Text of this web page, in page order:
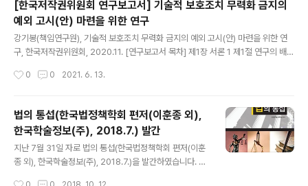
[한국저작권위원회 연구보고서] 기술적 보호조치 무력화 금지의
예외 고시(안) 마련을 위한 연구
강기봉(책임연구원), 기술적 보호조치 무력화 금지의 예외 고시(안) 마련을 위한 연
구, 한국저작권위원회, 2020.11. [연구보고서 목차] 제1장 서론 1 제1절 연구의 배경
조와 예외의 고시 5 제2절 기술적 보호조치 무력화 금지 예외의 대상 8 제3장 국내
절 호주 26 제5절 한국 31 제4장 국내외 기술적 보호조치 무력화 금지 예외 규정 3
3 제1절 미국 33 제2절 싱가포르 94 제3절 호주 105 제4절 한국 114 제5장 고시
(안) 제정을 위한 검토 및 권고 124 제1절 검토 내용 124 제2절 어문저작물: 시각
장..
0 0 2021. 6. 13.
법의 통섭(한국법정책학회 편저(이훈종 외),
한국학술정보(주), 2018.7.) 발간
지난 7월 31일 자로 법의 통섭(한국법정책학회 편저(이훈
종 외), 한국학술정보(주), 2018.7.)을 발간하였습니다. 제